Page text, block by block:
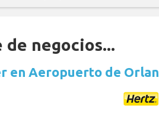
de negocios...
en Aeropuerto de